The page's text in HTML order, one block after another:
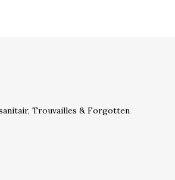
Trouvailles & Forgotten